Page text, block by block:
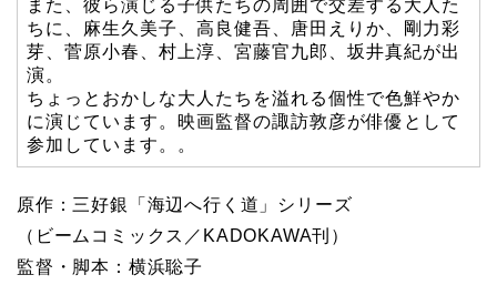
また、彼ら演じる子供たちの周囲で交差する大人た
ちに、麻生久美子、高良健吾、唐田えりか、剛力彩
芽、菅原小春、村上淳、宮藤官九郎、坂井真紀が出
演。
ちょっとおかしな大人たちを溢れる個性で色鮮やか
に演じています。映画監督の諏訪敦彦が俳優として
参加しています。。
原作：三好銀「海辺へ行く道」シリーズ
（ビームコミックス／KADOKAWA刊）
監督・脚本：横浜聡子